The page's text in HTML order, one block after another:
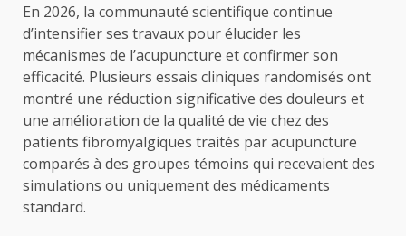
En 2026, la communauté scientifique continue
d’intensifier ses travaux pour élucider les
mécanismes de l’acupuncture et confirmer son
efficacité. Plusieurs essais cliniques randomisés ont
montré une réduction significative des douleurs et
une amélioration de la qualité de vie chez des
patients fibromyalgiques traités par acupuncture
comparés à des groupes témoins qui recevaient des
simulations ou uniquement des médicaments
standard.